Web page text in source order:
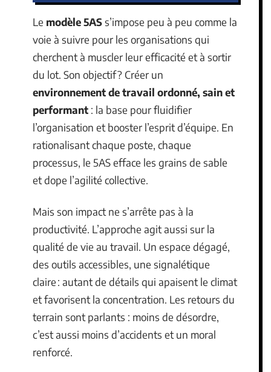
Le modèle 5ASs’impose peu à peu comme la
voie à suivre pour les organisations qui
cherchent à muscler leur efficacité et à sortir
du lot. Son objectif ? Créer un
environnement de travail ordonné, sain et
performant : la base pour fluidifier
l’organisation et booster l’esprit d’équipe. En
rationalisant chaque poste, chaque
processus, le 5AS efface les grains de sable
et dope l’agilité collective.
Mais son impact ne s’arrête pas à la
productivité. L’approche agit aussi sur la
qualité de vie au travail. Un espace dégagé,
des outils accessibles, une signalétique
claire : autant de détails qui apaisent le climat
et favorisent la concentration. Les retours du
terrain sont parlants : moins de désordre,
c’est aussi moins d’accidents et un moral
renforcé.